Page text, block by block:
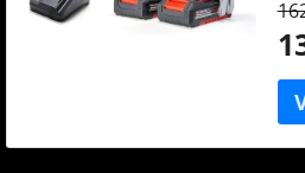
de